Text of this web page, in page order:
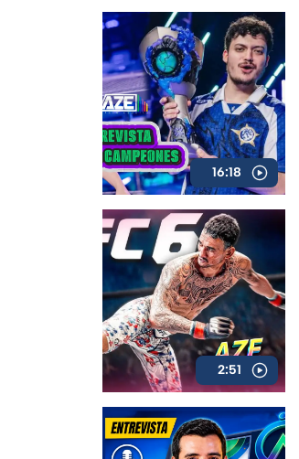
16:18
2:51